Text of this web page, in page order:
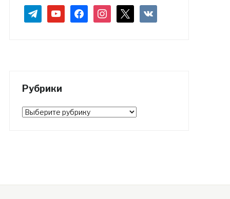
telegramyoutubefacebookinstagram vkontakte
Рубрики
Рубрики